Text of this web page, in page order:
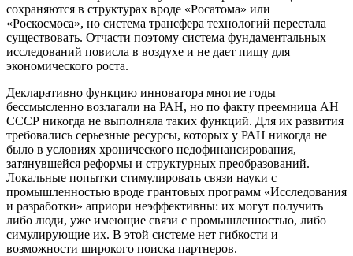
сохраняются в структурах вроде «Росатома» или
«Роскосмоса», но система трансфера технологий перестала
существовать. Отчасти поэтому система фундаментальных
исследований повисла в воздухе и не дает пищу для
экономического роста.
Декларативно функцию инноватора многие годы
бессмысленно возлагали на РАН, но по факту преемница АН
СССР никогда не выполняла таких функций. Для их развития
требовались серьезные ресурсы, которых у РАН никогда не
было в условиях хронического недофинансирования,
затянувшейся реформы и структурных преобразований.
Локальные попытки стимулировать связи науки с
промышленностью вроде грантовых программ «Исследования
и разработки» априори неэффективны: их могут получить
либо люди, уже имеющие связи с промышленностью, либо
симулирующие их. В этой системе нет гибкости и
возможности широкого поиска партнеров.